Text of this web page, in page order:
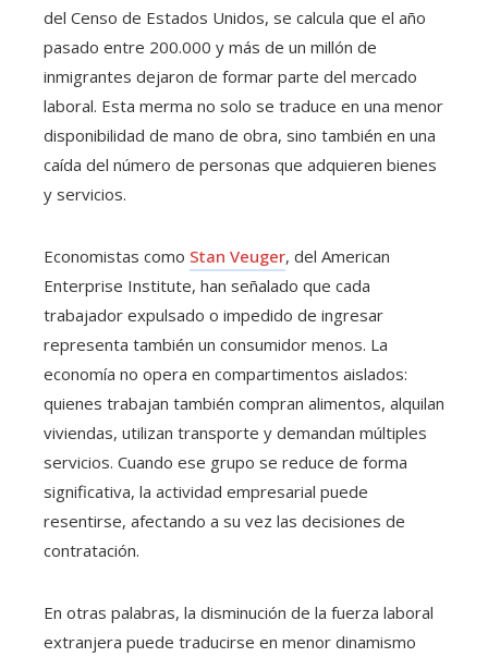
del Censo de Estados Unidos, se calcula que el año
pasado entre 200.000 y más de un millón de
inmigrantes dejaron de formar parte del mercado
laboral. Esta merma no solo se traduce en una menor
disponibilidad de mano de obra, sino también en una
caída del número de personas que adquieren bienes
y servicios.
Economistas como Stan Veuger, del American
Enterprise Institute, han señalado que cada
trabajador expulsado o impedido de ingresar
representa también un consumidor menos. La
economía no opera en compartimentos aislados:
quienes trabajan también compran alimentos, alquilan
viviendas, utilizan transporte y demandan múltiples
servicios. Cuando ese grupo se reduce de forma
significativa, la actividad empresarial puede
resentirse, afectando a su vez las decisiones de
contratación.
En otras palabras, la disminución de la fuerza laboral
extranjera puede traducirse en menor dinamismo